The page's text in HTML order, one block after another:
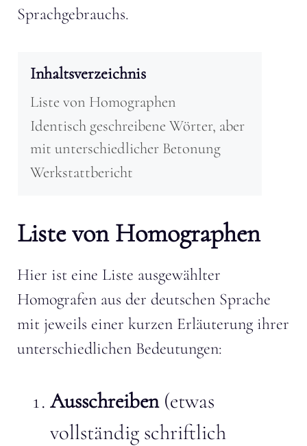
Sprachgebrauchs.
Inhaltsverzeichnis
Liste von Homographen
Identisch geschreibene Wörter, aber
mit unterschiedlicher Betonung
Werkstattbericht
Liste von Homographen
Hier ist eine Liste ausgewählter
Homografen aus der deutschen Sprache
mit jeweils einer kurzen Erläuterung ihrer
unterschiedlichen Bedeutungen:
Ausschreiben(etwas
vollständig schriftlich